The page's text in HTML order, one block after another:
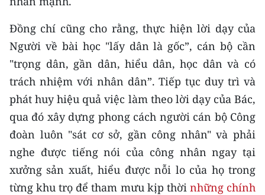
Đồng chí cũng cho rằng, thực hiện lời dạy của
Người về bài học "lấy dân là gốc”, cán bộ cần
"trọng dân, gần dân, hiểu dân, học dân và có
trách nhiệm với nhân dân”. Tiếp tục duy trì và
phát huy hiệu quả việc làm theo lời dạy của Bác,
qua đó xây dựng phong cách người cán bộ Công
đoàn luôn "sát cơ sở, gần công nhân" và phải
nghe được tiếng nói của công nhân ngay tại
xưởng sản xuất, hiểu được nỗi lo của họ trong
từng khu trọ để tham mưu kịp thời những chính